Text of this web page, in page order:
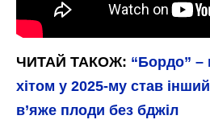
ЧИТАЙ ТАКОЖ: “Бордо” –
хітом у 2025-му став
в’яже плоди без бджіл